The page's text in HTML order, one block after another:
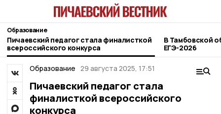
Образование
Пичаевский педагог стала финалисткой
всероссийского конкурса
В Тамбовской
ЕГЭ-2026
Образование 29 августа 2025, 17:51
Пичаевский педагог стала
финалисткой всероссийского
конкурса